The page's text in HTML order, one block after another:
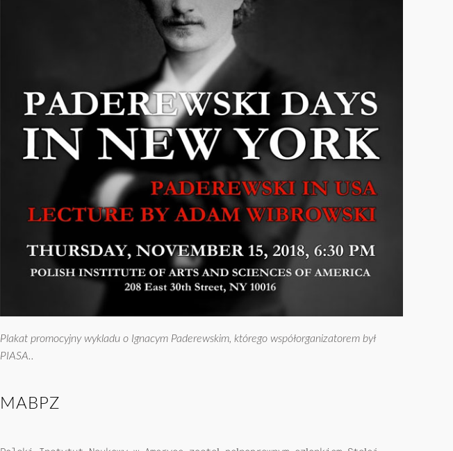
Plakat promocyjny wykladu o Ignacym Paderewskim, którego współorganizatorem był
PIASA..
MABPZ